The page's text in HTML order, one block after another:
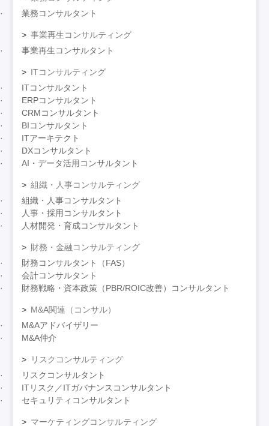
業務コンサルタント
事業再生コンサルティング
事業再生コンサルタント
ITコンサルティング
ITコンサルタント
ERPコンサルタント
CRMコンサルタント
BIコンサルタント
ITアーキテクト
DXコンサルタント
AI・データ活用コンサルタント
組織・人事コンサルティング
組織・人事コンサルタント
人事・採用コンサルタント
人材開発・育成コンサルタント
財務・金融コンサルティング
財務コンサルタント（FAS）
会計コンサルタント
財務戦略・資本政策（PBR/ROIC改善）コンサルタント
M&A関連（コンサル）
M&Aアドバイザリー
M&A仲介
リスクコンサルティング
リスクコンサルタント
ITリスク／ITガバナンスコンサルタント
セキュリティコンサルタント
マーケティングコンサルティング